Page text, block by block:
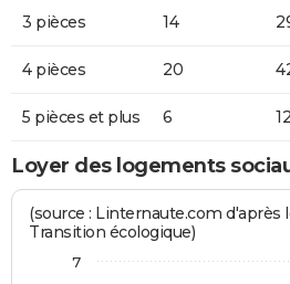
3 pièces 14
4 pièces 20
5 pièces et plus 6
Loyer des logements
(source : Linternaute.com d'après
Transition écologique)
7